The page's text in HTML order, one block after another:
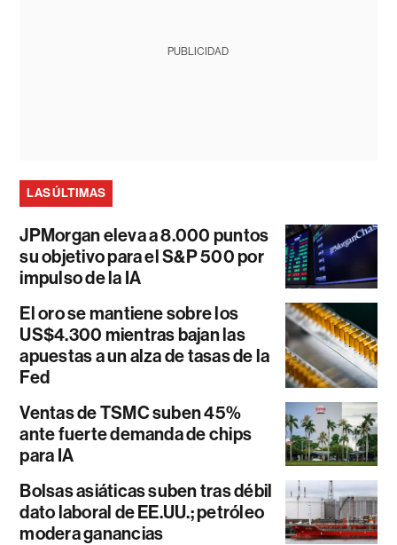
PUBLICIDAD
LAS ÚLTIMAS
JPMorgan eleva a 8.000 puntos
su objetivo para el S&P 500 por
impulso de la IA
El oro se mantiene sobre los
US$4.300 mientras bajan las
apuestas a un alza de tasas de la
Fed
Ventas de TSMC suben 45%
ante fuerte demanda de chips
para IA
Bolsas asiáticas suben tras débil
dato laboral de EE.UU.; petróleo
modera ganancias